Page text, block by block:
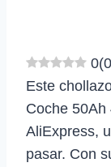
0(0
Este
Coche 50Ah
AliExpress,
pasar. Con